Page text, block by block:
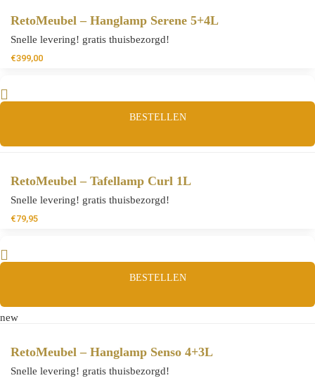
RetoMeubel – Hanglamp Serene 5+4L
Snelle levering! gratis thuisbezorgd!
€399,00
BESTELLEN
RetoMeubel – Tafellamp Curl 1L
Snelle levering! gratis thuisbezorgd!
€79,95
BESTELLEN
new
RetoMeubel – Hanglamp Senso 4+3L
Snelle levering! gratis thuisbezorgd!